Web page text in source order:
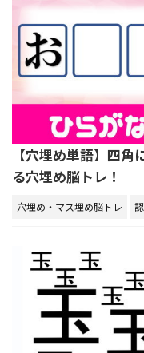
【穴埋め単語】四
る穴埋め脳トレ！
穴埋め・マス埋め脳トレ